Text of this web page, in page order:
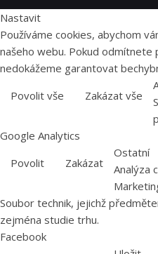
Nastavit
Používáme cookies, abychom
našeho webu. Pokud odmítnete
nedokážeme garantovat
Povolit vše
Zakázat vše
Google Analytics
Povolit
Zakázat
Ostatní
Analýza
Soubor technik, jejichž
zejména studie trhu.
Facebook